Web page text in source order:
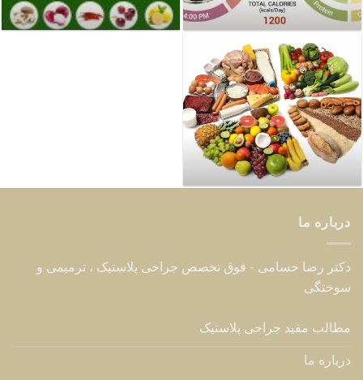
درباره ما
دکتر رضا حسامی - فوق تخصص جراحی پلاستیک ، ترمیمی و
سوختگی
مطالب مفید جراحی پلاستیک
درباره ما